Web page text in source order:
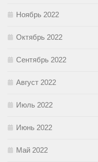
Ноябрь 2022
Октябрь 2022
Сентябрь 2022
Август 2022
Июль 2022
Июнь 2022
Май 2022